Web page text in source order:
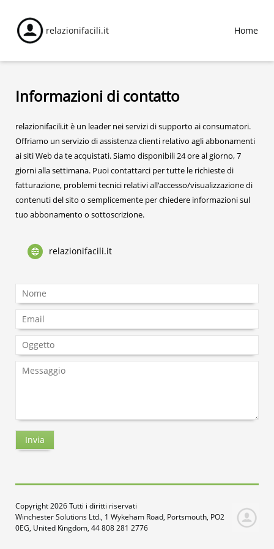
relazionifacili.it Home
Informazioni di contatto
relazionifacili.it è un leader nei servizi di supporto ai consumatori.
Offriamo un servizio di assistenza clienti relativo agli abbonamenti
ai siti Web da te acquistati. Siamo disponibili 24 ore al giorno, 7
giorni alla settimana. Puoi contattarci per tutte le richieste di
fatturazione, problemi tecnici relativi all'accesso/visualizzazione di
contenuti del sito o semplicemente per chiedere informazioni sul
tuo abbonamento o sottoscrizione.
relazionifacili.it
Copyright 2026 Tutti i diritti riservati
Winchester Solutions Ltd., 1 Wykeham Road, Portsmouth, PO2
0EG, United Kingdom, 44 808 281 2776